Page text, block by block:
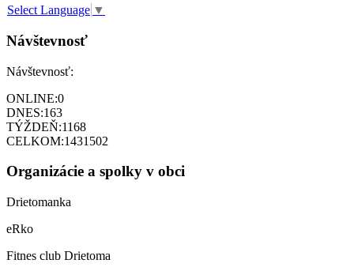
Select Language ▼
Návštevnosť
Návštevnosť:
ONLINE:0
DNES:163
TÝŽDEŇ:1168
CELKOM:1431502
Organizácie a spolky v obci
Drietomanka
eRko
Fitnes club Drietoma